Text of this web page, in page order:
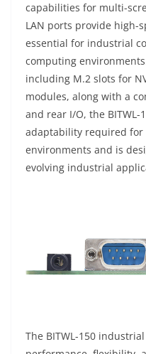
capabilities for multi-
LAN ports provide high-
essential for industrial
computing
including M.2 slots for
modules, along with a
and rear I/O, the
adaptability required for
environments and is
evolving industrial
The BITWL-150